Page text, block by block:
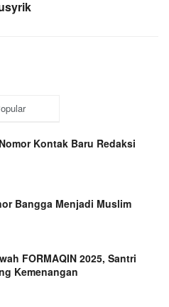
Kontak Baru Redaksi
Bangga Menjadi Muslim
FORMAQIN 2025, Santri
Kemenangan